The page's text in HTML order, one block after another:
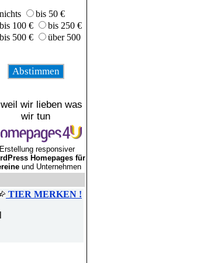
nichts
bis 50 €
bis 100 €
bis 250 €
bis 500 €
über 500
wir lieben was
wir tun
Erstellung responsiver
Homepages für
und Unternehmen
TIER MERKEN !